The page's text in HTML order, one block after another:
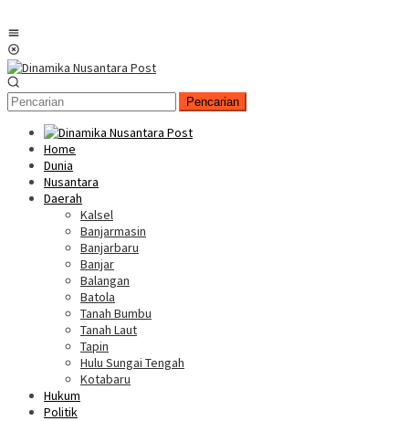
Pencarian
Home
Dunia
Nusantara
Daerah
Kalsel
Banjarmasin
Banjarbaru
Banjar
Balangan
Batola
Tanah Bumbu
Tanah Laut
Tapin
Hulu Sungai Tengah
Kotabaru
Hukum
Politik